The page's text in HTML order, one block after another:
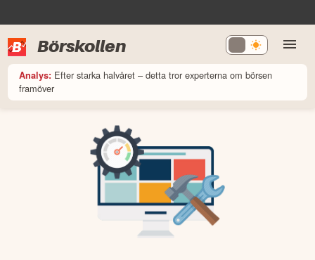
Börskollen
Analys: Efter starka halvåret – detta tror experterna om börsen
framöver